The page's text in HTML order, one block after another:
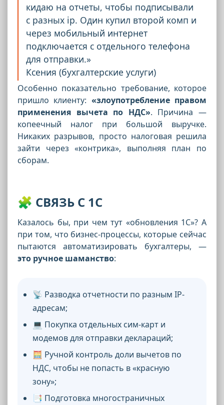
кидаю на отчеты, чтобы подписывали
с разных ip. Один купил второй комп и
через мобильный интернет
подключается с отдельного телефона
для отправки.»
Ксения (бухгалтерские услуги)
Особенно показательно требование, которое
пришло клиенту: «злоупотребление правом
применения вычета по НДС». Причина —
копеечный налог при большой выручке.
Никаких разрывов, просто налоговая решила
зайти через «контрика», выполняя план по
сборам.
🧩 СВЯЗЬ С 1С
Казалось бы, при чем тут «обновления 1С»? А
при том, что бизнес-процессы, которые сейчас
пытаются автоматизировать бухгалтеры, —
это ручное шаманство:
📡 Разводка отчетности по разным IP-
адресам;
💻 Покупка отдельных сим-карт и
модемов для отправки деклараций;
🧮 Ручной контроль доли вычетов по
НДС, чтобы не попасть в «красную
зону»;
📑 Подготовка многостраничных